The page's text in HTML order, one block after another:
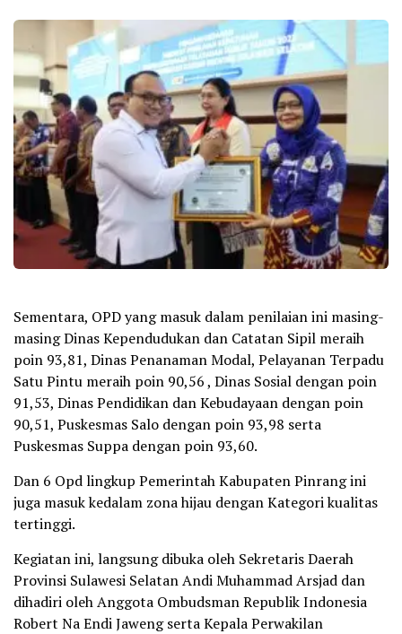
Sementara, OPD yang masuk dalam penilaian ini masing-
masing Dinas Kependudukan dan Catatan Sipil meraih
poin 93,81, Dinas Penanaman Modal, Pelayanan Terpadu
Satu Pintu meraih poin 90,56 , Dinas Sosial dengan poin
91,53, Dinas Pendidikan dan Kebudayaan dengan poin
90,51, Puskesmas Salo dengan poin 93,98 serta
Puskesmas Suppa dengan poin 93,60.
Dan 6 Opd lingkup Pemerintah Kabupaten Pinrang ini
juga masuk kedalam zona hijau dengan Kategori kualitas
tertinggi.
Kegiatan ini, langsung dibuka oleh Sekretaris Daerah
Provinsi Sulawesi Selatan Andi Muhammad Arsjad dan
dihadiri oleh Anggota Ombudsman Republik Indonesia
Robert Na Endi Jaweng serta Kepala Perwakilan